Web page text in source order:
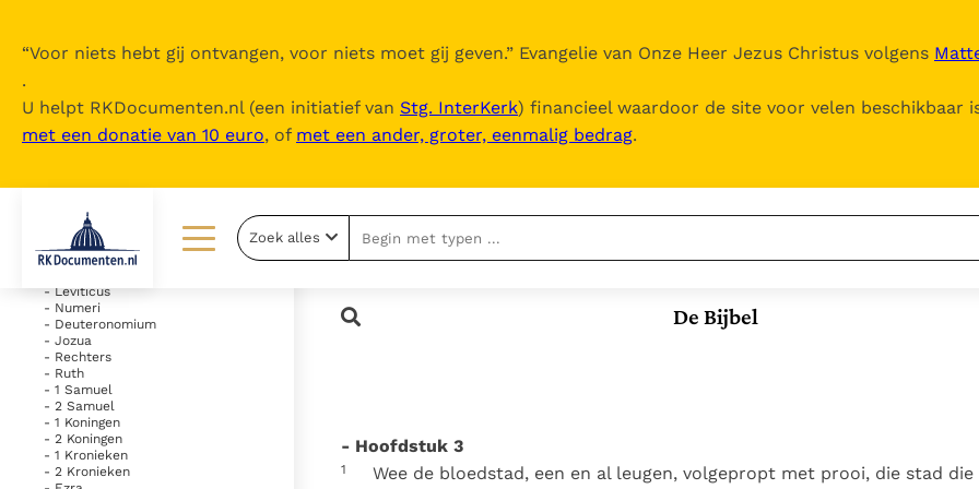
“Voor niets hebt gij ontvangen, voor niets moet gij geven.” Evangelie van Onze Heer Jezus Christus volgens
.
U helpt RKDocumenten.nl (een initiatief van Stg. InterKerk) financieel waardoor de site voor velen beschikbaar
met een donatie van 10 euro, of met een ander, groter, eenmalig bedrag.
Lezen
Documenten
Bijbel
Thema’s
Berichten
Over ons
Over RK Documenten
Nieuwsbrief
parel van Gods
Gods Koninkrijk
Het Vaticaan publiceert
toe
stad is zowel een gave
Zoek alles
De Bijbel
uitklappen
- Oude Testament
- Genesis
- Leviticus
- Numeri
- Deuteronomium
- Jozua
- Rechters
- Ruth
- 1 Samuel
- 2 Samuel
- 1 Koningen
- 2 Koningen
- 1 Kronieken
- 2 Kronieken
- Hoofdstuk 3
1
Wee de bloedstad, een en al leugen, volgepropt met prooi, die stad